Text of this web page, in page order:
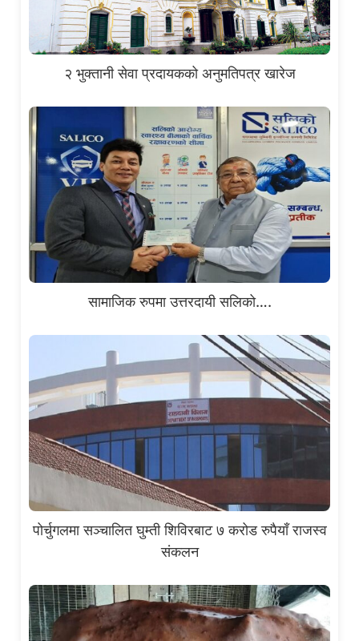
२ भुक्तानी सेवा प्रदायकको अनुमतिपत्र खारेज
सामाजिक रुपमा उत्तरदायी सलिको….
पोर्चुगलमा सञ्चालित घुम्ती शिविरबाट ७ करोड रुपैयाँ राजस्व
संकलन